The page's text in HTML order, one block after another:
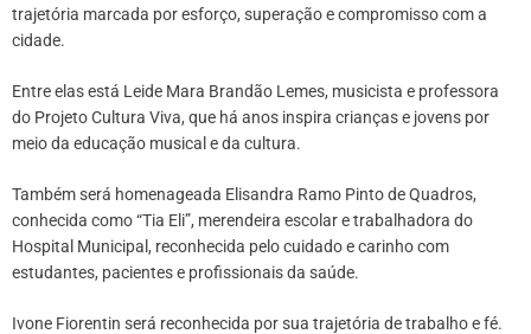
trajetória marcada por esforço, superação e compromisso com a
cidade.
Entre elas está Leide Mara Brandão Lemes, musicista e professora
do Projeto Cultura Viva, que há anos inspira crianças e jovens por
meio da educação musical e da cultura.
Também será homenageada Elisandra Ramo Pinto de Quadros,
conhecida como “Tia Eli”, merendeira escolar e trabalhadora do
Hospital Municipal, reconhecida pelo cuidado e carinho com
estudantes, pacientes e profissionais da saúde.
Ivone Fiorentin será reconhecida por sua trajetória de trabalho e fé.